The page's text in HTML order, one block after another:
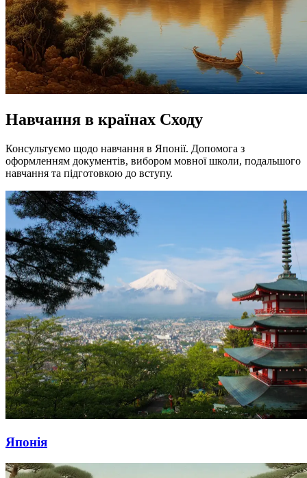
Навчання в країнах Сходу
Консультуємо щодо навчання в Японії. Допомога з
оформленням документів, вибором мовної школи, подальшого
навчання та підготовкою до вступу.
Японія